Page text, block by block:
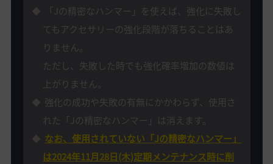
「Jの精密なハンマー」を使えば、強化に失敗し
てもアクセサリーの強化段階が落ちることはあ
りません。
ただし、失敗した時でも強化確率増加の数値は
上がりません。
強化の成功や失敗の有無にかかわらず、使用さ
れた「Jの精密なハンマー」は消えます。
なお、使用されていない「Jの精密なハンマー」
は2024年11月28日(木)定期メンテナンス時に削